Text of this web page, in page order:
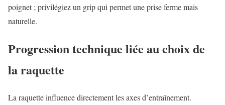
poignet ; privilégiez un grip qui permet une prise ferme mais
naturelle.
Progression technique liée au choix de
la raquette
La raquette influence directement les axes d’entraînement.